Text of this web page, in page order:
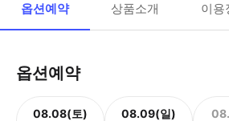
옵션예약 상품소개 이용
옵션예약
08.08(토) 08.09(일)